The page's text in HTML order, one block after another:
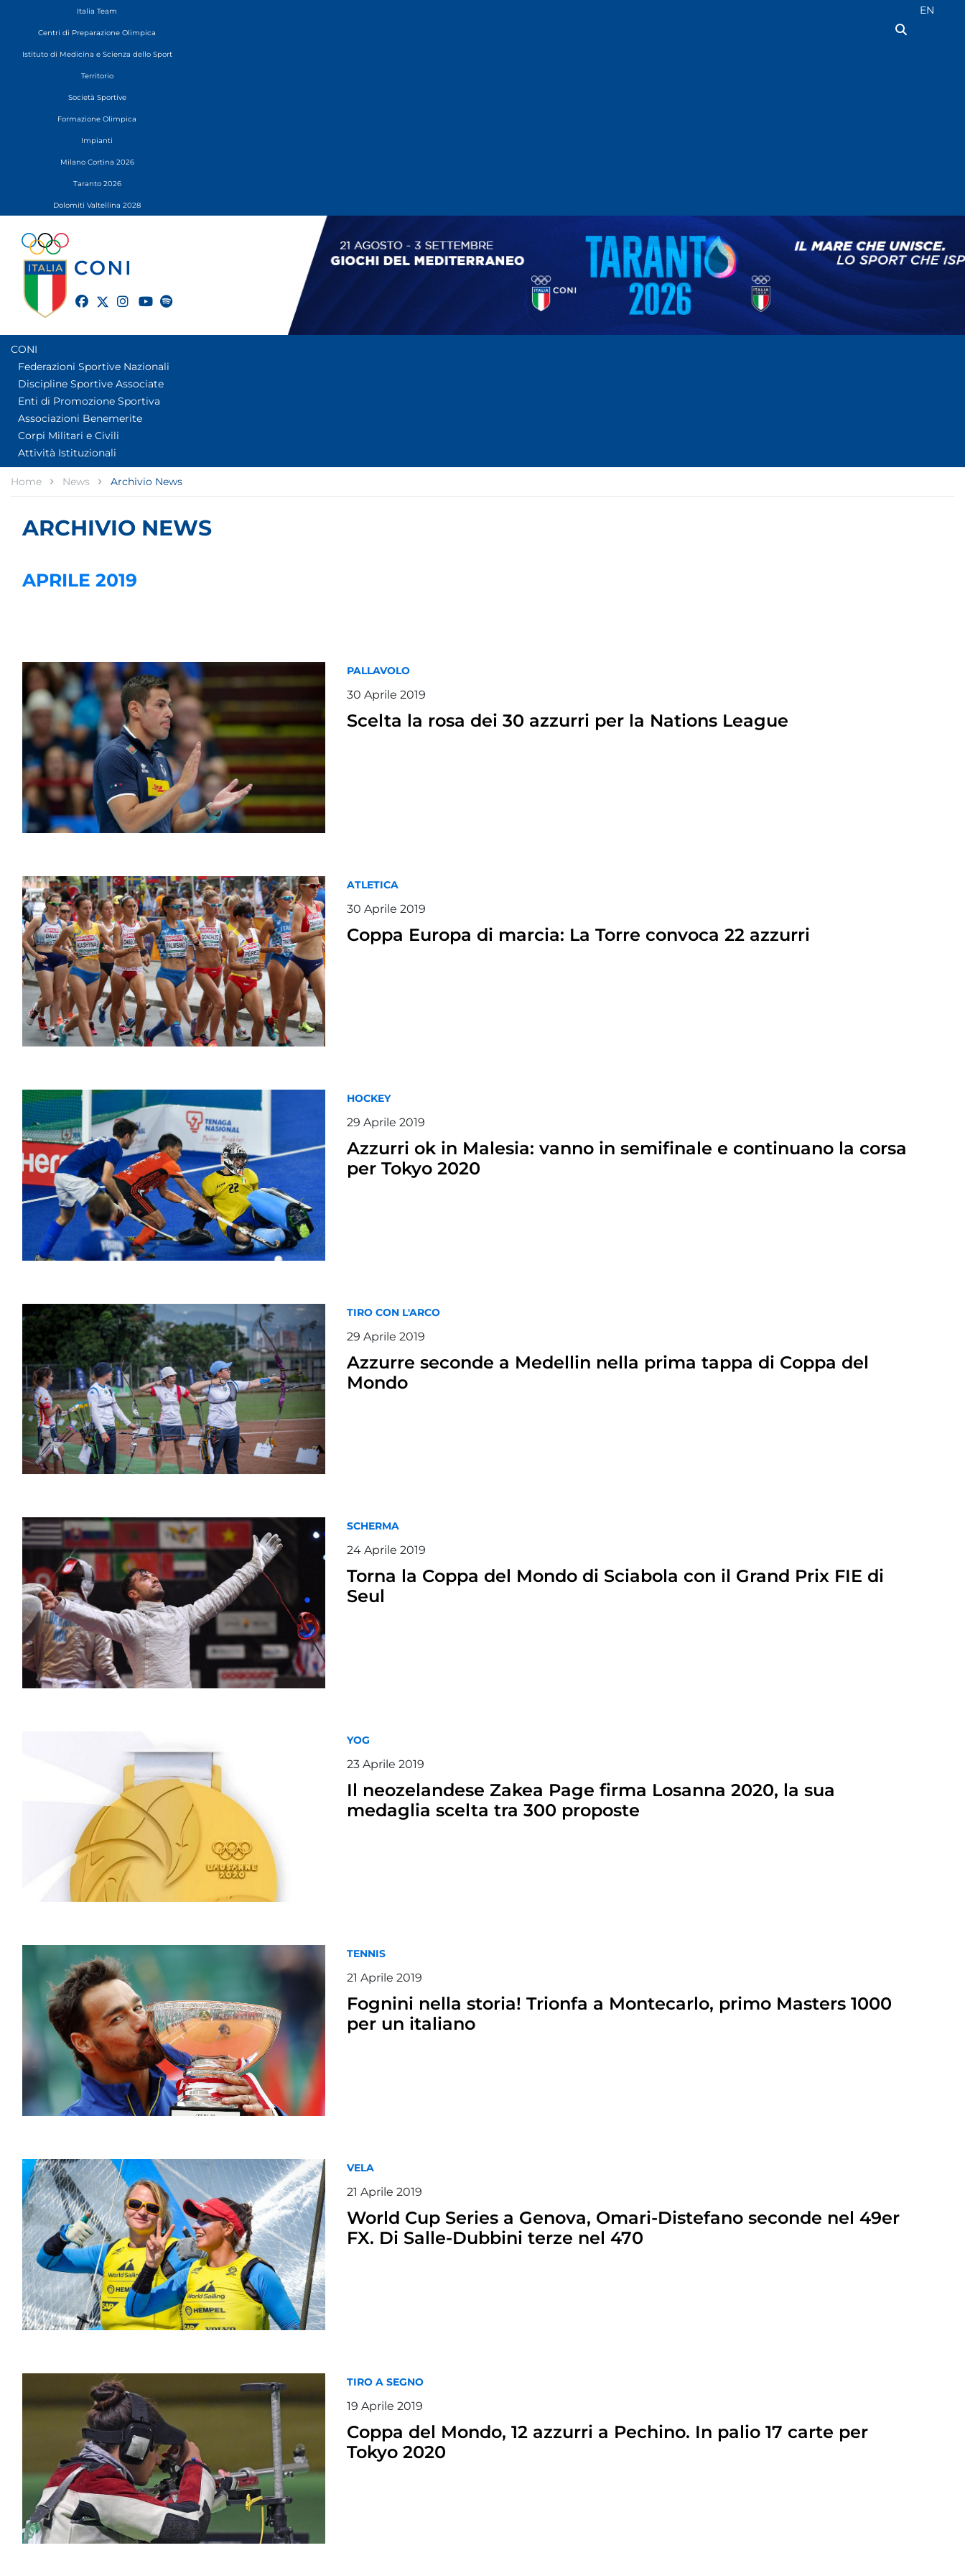
Italia Team
Centri di Preparazione Olimpica
Istituto di Medicina e Scienza dello Sport
Territorio
Società Sportive
Formazione Olimpica
Impianti
Milano Cortina 2026
Taranto 2026
Dolomiti Valtellina 2028
Seleziona
EN
twitter
CONI
Federazioni Sportive Nazionali
Discipline Sportive Associate
Enti di Promozione Sportiva
Associazioni Benemerite
Corpi Militari e Civili
Attività Istituzionali
Home News Archivio News
ARCHIVIO NEWS
APRILE 2019
PALLAVOLO
30 Aprile 2019
Scelta la rosa dei 30 azzurri per la Nations League
ATLETICA
30 Aprile 2019
Coppa Europa di marcia: La Torre convoca 22 azzurri
HOCKEY
29 Aprile 2019
Azzurri ok in Malesia: vanno in semifinale e continuano la corsa
per Tokyo 2020
TIRO CON L'ARCO
29 Aprile 2019
Azzurre seconde a Medellin nella prima tappa di Coppa del
Mondo
SCHERMA
24 Aprile 2019
Torna la Coppa del Mondo di Sciabola con il Grand Prix FIE di
Seul
YOG
23 Aprile 2019
Il neozelandese Zakea Page firma Losanna 2020, la sua
medaglia scelta tra 300 proposte
TENNIS
21 Aprile 2019
Fognini nella storia! Trionfa a Montecarlo, primo Masters 1000
per un italiano
VELA
21 Aprile 2019
World Cup Series a Genova, Omari-Distefano seconde nel 49er
FX. Di Salle-Dubbini terze nel 470
TIRO A SEGNO
19 Aprile 2019
Coppa del Mondo, 12 azzurri a Pechino. In palio 17 carte per
Tokyo 2020